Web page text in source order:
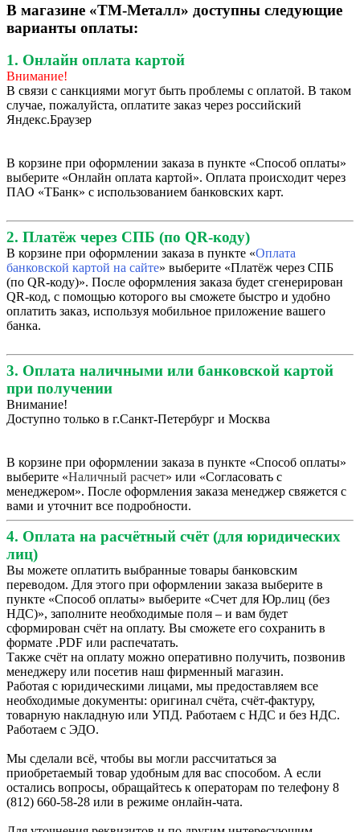
В магазине «ТМ-Металл» доступны следующие
варианты оплаты:
1. Онлайн оплата картой
Внимание!
В связи с санкциями могут быть проблемы с оплатой. В таком
случае, пожалуйста, оплатите заказ через российский
Яндекс.Браузер
В корзине при оформлении заказа в пункте «Способ оплаты»
выберите «Онлайн оплата картой». Оплата происходит через
ПАО «ТБанк» с использованием банковских карт.
2. Платёж через СПБ (по QR-коду)
В корзине при оформлении заказа в пункте «Оплата
банковской картой на сайте» выберите «Платёж через СПБ
(по QR-коду)». После оформления заказа будет сгенерирован
QR-код, с помощью которого вы сможете быстро и удобно
оплатить заказ, используя мобильное приложение вашего
банка.
3. Оплата наличными или банковской картой
при получении
Внимание!
Доступно только в г.Санкт-Петербург и Москва
В корзине при оформлении заказа в пункте «Способ оплаты»
выберите «Наличный расчет» или «Согласовать с
менеджером». После оформления заказа менеджер свяжется с
вами и уточнит все подробности.
4. Оплата на расчётный счёт (для юридических
лиц)
Вы можете оплатить выбранные товары банковским
переводом. Для этого при оформлении заказа выберите в
пункте «Способ оплаты» выберите «Счет для Юр.лиц (без
НДС)», заполните необходимые поля – и вам будет
сформирован счёт на оплату. Вы сможете его сохранить в
формате .PDF или распечатать.
Также счёт на оплату можно оперативно получить, позвонив
менеджеру или посетив наш фирменный магазин.
Работая с юридическими лицами, мы предоставляем все
необходимые документы: оригинал счёта, счёт-фактуру,
товарную накладную или УПД. Работаем с НДС и без НДС.
Работаем с ЭДО.
Мы сделали всё, чтобы вы могли рассчитаться за
приобретаемый товар удобным для вас способом. А если
остались вопросы, обращайтесь к операторам по телефону 8
(812) 660-58-28 или в режиме онлайн-чата.